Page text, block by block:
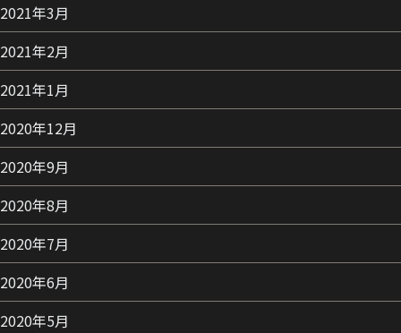
2021年3月
2021年2月
2021年1月
2020年12月
2020年9月
2020年8月
2020年7月
2020年6月
2020年5月